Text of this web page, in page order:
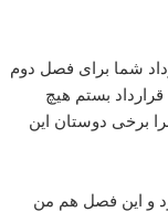
شما برای فصل دوم
بستم هیچ
برخی دوستان این
و این فصل هم من